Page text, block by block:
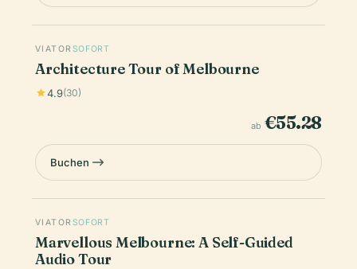
VIATOR SOFORT
Architecture Tour of Melbourne
4.9(30)
ab €55.28
Buchen
VIATOR SOFORT
Marvellous Melbourne: A Self-Guided
Audio Tour